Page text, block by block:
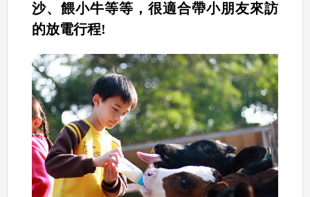
沙、餵小牛等等，很適合帶小朋友來訪
的放電行程!